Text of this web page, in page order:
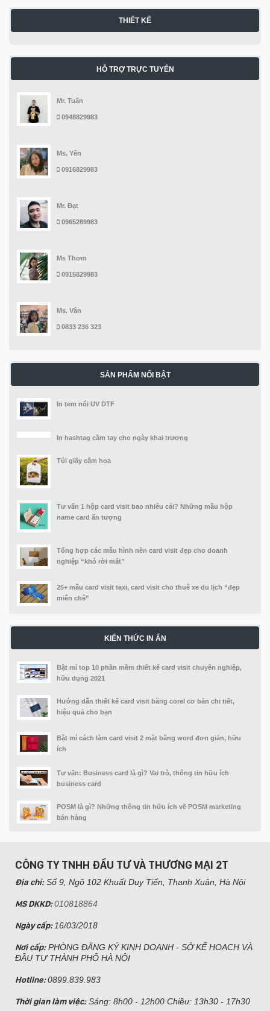
THIẾT KẾ
HỖ TRỢ TRỰC TUYẾN
Mr. Tuấn
0948829983
Ms. Yến
0916829983
Mr. Đạt
0965289983
Ms Thơm
0915829983
Ms. Vân
0833 236 323
SẢN PHẨM NỔI BẬT
In tem nổi UV DTF
In hashtag cầm tay cho ngày khai trương
Túi giấy cắm hoa
Tư vấn 1 hộp card visit bao nhiêu cái? Những mẫu hộp
name card ấn tượng
Tổng hợp các mẫu hình nền card visit đẹp cho doanh
nghiệp “khó rời mắt”
25+ mẫu card visit taxi, card visit cho thuê xe du lịch “đẹp
miễn chê”
KIẾN THỨC IN ẤN
Bật mí top 10 phần mềm thiết kế card visit chuyên nghiệp,
hữu dụng 2021
Hướng dẫn thiết kế card visit bằng corel cơ bản chi tiết,
hiệu quả cho bạn
Bật mí cách làm card visit 2 mặt bằng word đơn giản, hữu
ích
Tư vấn: Business card là gì? Vai trò, thông tin hữu ích
business card
POSM là gì? Những thông tin hữu ích về POSM marketing
bán hàng
CÔNG TY TNHH ĐẦU TƯ VÀ THƯƠNG MẠI 2T
Địa chỉ:Số 9, Ngõ 102 Khuất Duy Tiến, Thanh Xuân, Hà Nội​
MS DKKD:010818864
Ngày cấp: 16/03/2018
Nơi cấp:PHÒNG ĐĂNG KÝ KINH DOANH - SỞ KẾ HOẠCH VÀ
ĐẦU TƯ THÀNH PHỐ HÀ NỘI
Hotline:0899.839.983
Thời gian làm việc:Sáng: 8h00 - 12h00 Chiều: 13h30 - 17h30